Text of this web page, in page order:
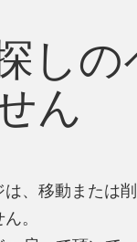
しの
ん
、移動または
。